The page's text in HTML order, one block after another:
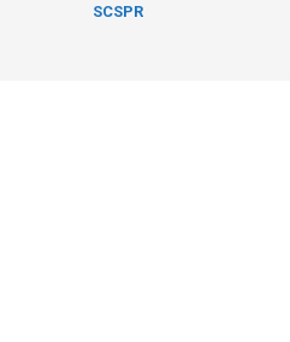
SCSPR